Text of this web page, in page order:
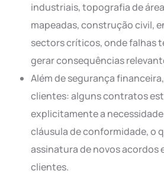
industriais, topografia de
mapeadas, construção civil,
sectors críticos, onde falhas
gerar consequências
Além de segurança
clientes: alguns contratos
explicitamente a
cláusula de conformidade, o
assinatura de novos acordos
clientes.